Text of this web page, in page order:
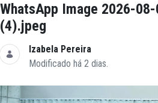
WhatsApp Image 2026-
(4).jpeg
Izabela Pereira
Modificado há 2 dias.